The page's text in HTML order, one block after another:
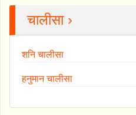
चालीसा ›
शनि चालीसा
हनुमान चालीसा